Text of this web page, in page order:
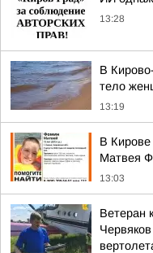
13:28
В
тело
13:19
В Кирове
Матвея
13:03
Ветеран